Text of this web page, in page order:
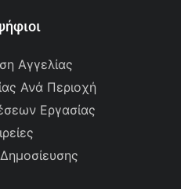
Αγγελίας
Ανά Περιοχή
Εργασίας